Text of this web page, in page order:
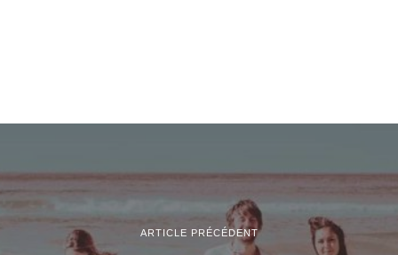
ARTICLE PRÉCÉDENT